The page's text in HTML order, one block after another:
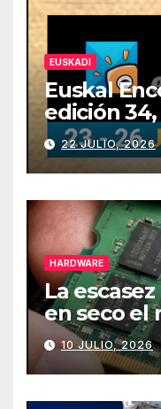
EUSKADI
Euskal
edición
julio
22 JULIO, 2026
HARDWARE
La
en seco el
de PCs
10 JULIO, 2026